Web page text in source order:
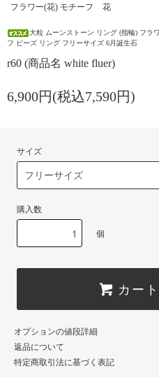
フラワー(花) モチーフ
花
大粒 ムーンストーン リング (指輪) フラ
フ ビーズ リング フリーサイズ 6月誕生石
r60 (商品名 white fluer)
6,900円(税込7,590円)
サイズ
購入数
個
カー
オプションの値段詳細
返品について
特定商取引法に基づく表記